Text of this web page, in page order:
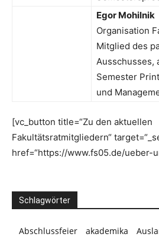
Egor Mohilnik
Organisation
Mitglied des
Ausschusses,
Semester
und
[vc_button title=“Zu den aktuellen
Fakultätsratmitgliedern“
href=“https://www.fs05.de/ueber-
Schlagwörter
Abschlussfeier akademika